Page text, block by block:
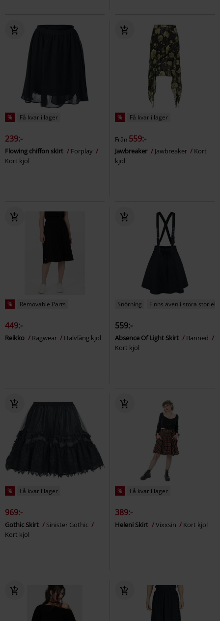
% Få kvar i lager
239:-
Flowing chiffon skirt
Forplay
Kort kjol
% Få kvar i lager
Från 559:-
Jawbreaker Jawbreaker
Kort
kjol
% Removable Parts
449:-
Reikko Ragwear Halvlång kjol
Snörning Finns även i stora
559:-
Absence Of Light Skirt
Banned
Kort kjol
% Få kvar i lager
969:-
Gothic Skirt
Sinister Gothic
Kort kjol
% Få kvar i lager
389:-
Heleni Skirt Vixxsin Kort kjol